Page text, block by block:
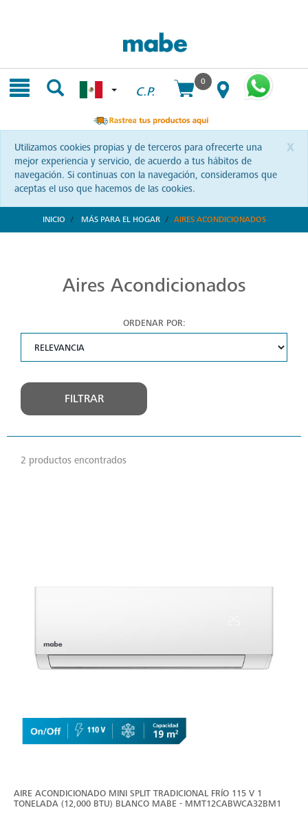
C.P.
0
x
Utilizamos cookies propias y de terceros para ofrecerte una
mejor experiencia y servicio, de acuerdo a tus hábitos de
navegación. Si continuas con la navegación, consideramos que
aceptas el uso que hacemos de las cookies.
INICIO MÁS PARA EL HOGAR AIRES ACONDICIONADOS
Aires Acondicionados
ORDENAR POR:
FILTRAR
2 productos encontrados
AIRE ACONDICIONADO MINI SPLIT TRADICIONAL FRÍO 115 V 1
TONELADA (12,000 BTU) BLANCO MABE - MMT12CABWCA32BM1